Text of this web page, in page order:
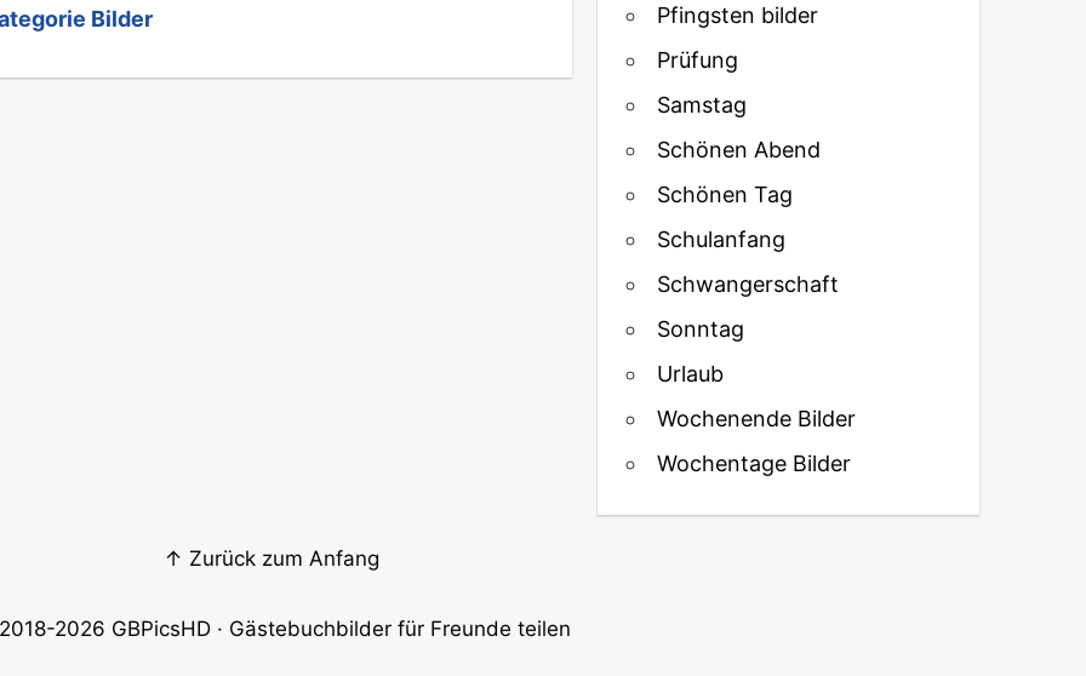
Bilder
Pfingsten bilder
Prüfung
Samstag
Schönen Abend
Schönen Tag
Schulanfang
Schwangerschaft
Sonntag
Urlaub
Wochenende Bilder
Wochentage Bilder
↑ Zurück zum Anfang
2026 GBPicsHD· Gästebuchbilder für Freunde teilen